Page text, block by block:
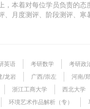
本着对每位学员负责的
月度测评、阶段测评、
英语 考研数学 考研政
/龙岩 广西/崇左 河南/
安徽/苏州
浙江工商大学 西北大学
师范大学 西安邮电大学
环境艺术作品解析（专）